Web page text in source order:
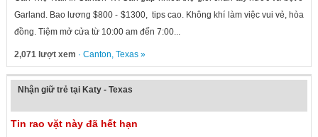
Garland. Bao lương $800 - $1300, tips cao. Không khí làm việc vui vẻ, hòa
đồng. Tiệm mở cửa từ 10:00 am đến 7:00...
2,071 lượt xem · Canton, Texas»
Nhận giữ trẻ tại Katy - Texas
Tin rao vặt này đã hết hạn